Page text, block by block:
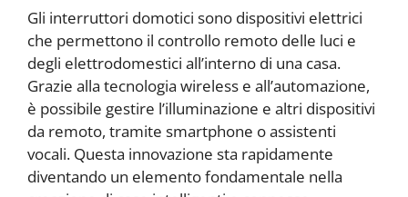
Gli interruttori domotici sono dispositivi elettrici
che permettono il controllo remoto delle luci e
degli elettrodomestici all’interno di una casa.
Grazie alla tecnologia wireless e all’automazione,
è possibile gestire l’illuminazione e altri dispositivi
da remoto, tramite smartphone o assistenti
vocali. Questa innovazione sta rapidamente
diventando un elemento fondamentale nella